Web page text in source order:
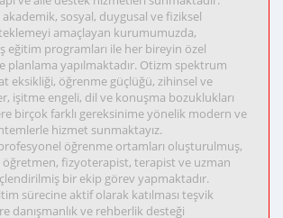
sosyal, duygusal ve fiziksel
amaçlayan kurumumuzda,
eğitim programları ile her bireyin özel
planlama yapılmaktadır. Otizm spektrum
eksikliği, öğrenme güçlüğü, zihinsel ve
işitme engeli, dil ve konuşma bozuklukları
birçok farklı gereksinime yönelik modern ve
hizmet sunmaktayız.
öğrenme ortamları oluşturulmuş,
fizyoterapist, terapist ve uzman
bir ekip görev yapmaktadır.
sürecine aktif olarak katılması teşvik
danışmanlık ve rehberlik desteği